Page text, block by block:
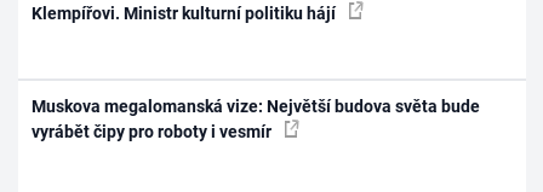
Klempířovi. Ministr kulturní politiku hájí
Muskova megalomanská vize: Největší budova světa bude
vyrábět čipy pro roboty i vesmír